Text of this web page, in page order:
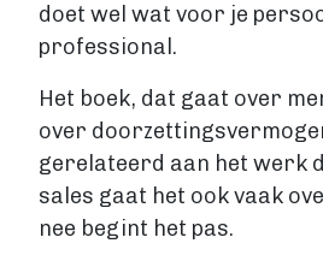
doet wel wat voor je
professional.
Het boek, dat gaat over
over
gerelateerd aan het werk
sales gaat het ook vaak
nee begint het pas.